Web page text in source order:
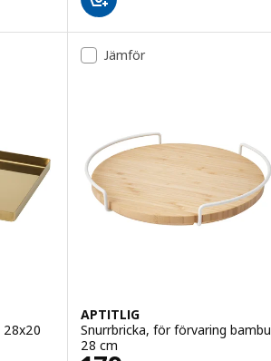
28x20
Jämför
APTITLIG
Snurrbricka, för förvaring
28 cm